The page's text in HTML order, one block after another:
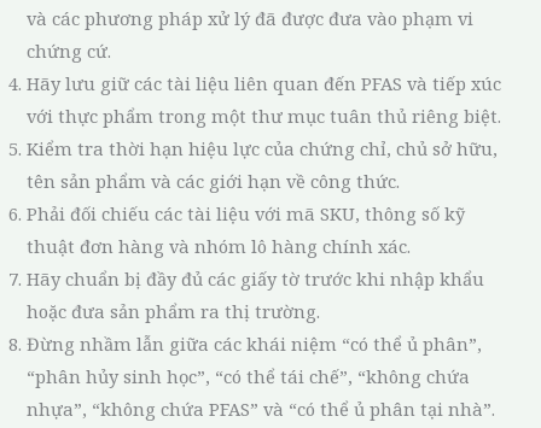
và các phương pháp xử lý đã được đưa vào phạm vi
chứng cứ.
Hãy lưu giữ các tài liệu liên quan đến PFAS và tiếp xúc
với thực phẩm trong một thư mục tuân thủ riêng biệt.
Kiểm tra thời hạn hiệu lực của chứng chỉ, chủ sở hữu,
tên sản phẩm và các giới hạn về công thức.
Phải đối chiếu các tài liệu với mã SKU, thông số kỹ
thuật đơn hàng và nhóm lô hàng chính xác.
Hãy chuẩn bị đầy đủ các giấy tờ trước khi nhập khẩu
hoặc đưa sản phẩm ra thị trường.
Đừng nhầm lẫn giữa các khái niệm “có thể ủ phân”,
“phân hủy sinh học”, “có thể tái chế”, “không chứa
nhựa”, “không chứa PFAS” và “có thể ủ phân tại nhà”.